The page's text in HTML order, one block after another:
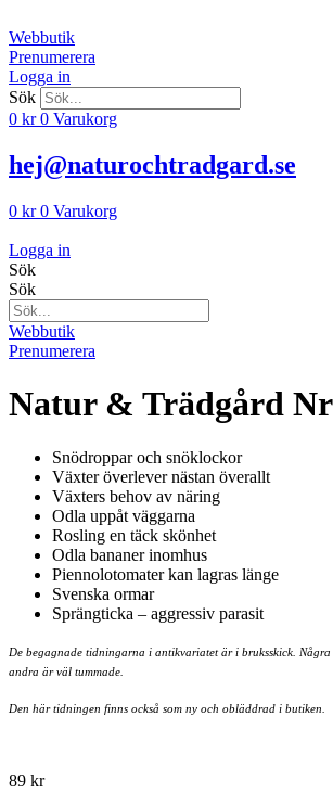
till
innehåll
Webbutik
Prenumerera
Logga in
Sök
0 kr 0 Varukorg
hej@naturochtradgard.se
0 kr 0 Varukorg
Logga in
Sök
Sök
Webbutik
Prenumerera
Natur & Trädgård Nr
Snödroppar och snöklockor
Växter överlever nästan överallt
Växters behov av näring
Odla uppåt väggarna
Rosling en täck skönhet
Odla bananer inomhus
Piennolotomater kan lagras länge
Svenska ormar
Sprängticka – aggressiv parasit
De begagnade tidningarna i antikvariatet är i bruksskick. Några
andra är väl tummade.
Den här tidningen finns också som ny och obläddrad i butiken.
89 kr